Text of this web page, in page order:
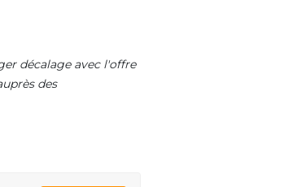
décalage avec l'offre
des